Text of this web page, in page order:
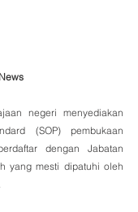
negeri menyediakan
(SOP) pembukaan
dengan Jabatan
yang mesti dipatuhi oleh